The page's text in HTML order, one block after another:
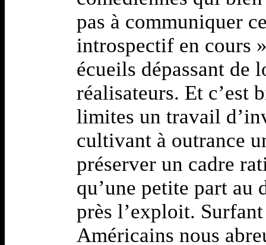
pas à communiquer
introspectif en cours
écueils dépassant de
réalisateurs. Et c’est
limites un travail
cultivant à outrance
préserver un cadre
qu’une petite part au
près l’exploit.
Américains nous